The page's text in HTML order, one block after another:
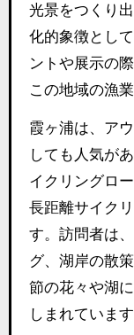
光景をつくり
化的象徴とし
ントや展示の
この地域の漁
霞ヶ浦は、ア
しても人気が
イクリングロ
長距離サイク
す。訪問者は
グ、湖岸の散
節の花々や湖
しまれています